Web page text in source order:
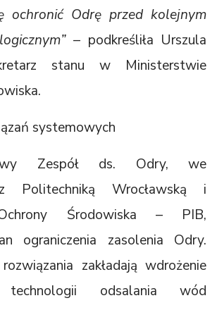
ochronić Odrę przed kolejnym
– podkreśliła Urszula
stanu w Ministerstwie
systemowych
Zespół ds. Odry, we
Politechniką Wrocławską i
Środowiska – PIB,
ograniczenia zasolenia Odry.
zakładają wdrożenie
technologii odsalania wód